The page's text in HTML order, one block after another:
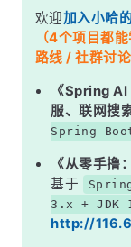
深度解析
一、从入口注
二、
三、自动配置
五、
六、自定义一
欢迎加入小哈
（4个项目都
路线 / 社群讨
《Spring
服、联网搜
Spring
《从零手撸
基于
3.x + JDK
http://